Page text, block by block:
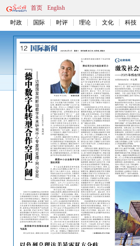
首页 English
时政 国际 时评 理论 文化 科技